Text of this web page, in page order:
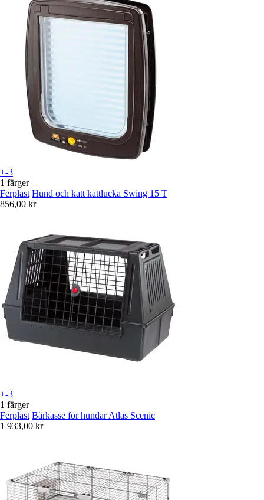
+-3
1 färger
Ferplast Hund och katt kattlucka Swing 15 T
856,00 kr
+-3
1 färger
Ferplast Bärkasse för hundar Atlas Scenic
1 933,00 kr